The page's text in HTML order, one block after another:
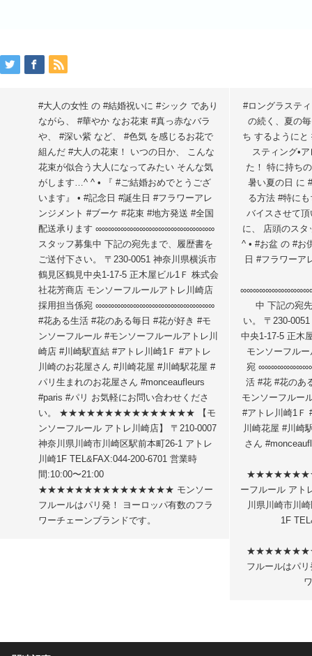
#大人の女性 の #結婚祝いに #シック であり
ながら、 #華やか なお花束 #真っ赤なバラ
や、 #深い紫 など、 #色気 を感じるお花で
組んだ #大人の花束！ いつの日か、 こんな
花束が似合う大人になってみたい そんな気
がします…^ ^ • 『 #ご結婚おめでとうござ
います』 • #記念日 #誕生日 #フラワーアレ
ンジメント #ブーケ #花束 #地方発送 #全国
配送承ります ∞∞∞∞∞∞∞∞∞∞∞∞∞∞∞∞∞∞∞
スタッフ募集中 下記の宛先まで、履歴書を
ご送付下さい。 〒230-0051 神奈川県横浜市
鶴見区鶴見中央1-17-5 正木屋ビル1Ｆ 株式会
社花芳商店 モンソーフルールアトレ川崎店
採用担当係宛 ∞∞∞∞∞∞∞∞∞∞∞∞∞∞∞∞∞∞∞
#花ある生活 #花のある毎日 #花が好き #モ
ンソーフルール #モンソーフルールアトレ川
崎店 #川崎駅直結 #アトレ川崎1Ｆ #アトレ
川崎のお花屋さん #川崎花屋 #川崎駅花屋 #
パリ生まれのお花屋さん #monceaufleurs
#paris #パリ お気軽にお問い合わせくださ
い。 ★★★★★★★★★★★★★★★ 【モ
ンソーフルール アトレ川崎店】 〒210-0007
神奈川県川崎市川崎区駅前本町26-1 アトレ
川崎1F TEL&FAX:044-200-6701 営業時
間:10:00〜21:00
★★★★★★★★★★★★★★★ モンソー
フルールはパリ発！ ヨーロッパ有数のフラ
ワーチェーンブランドです。
#ロングラステ
の続く、夏の
ち するようにと
スティング•
た！ 特に持ち
暑い夏の日 に
る方法 #特に
バイスさせて
に、 店頭のスタ
^ • #お盆 の #お
日 #フラワーア
中 下記の宛
い。 〒230-
中央1-17-5 正木
モンソーフル
宛
活 #花 #花のあ
モンソーフルー
#アトレ川崎1Ｆ
川崎花屋 #川崎
さん
ーフルール アト
川県川崎市川
1F
フルールはパ